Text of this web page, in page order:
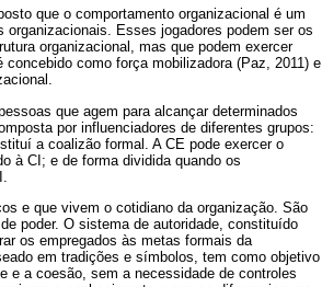
que o comportamento organizacional é um
Esses jogadores podem ser os
organizacional, mas que podem exercer
como força mobilizadora (Paz, 2011) e
que agem para alcançar determinados
por influenciadores de diferentes grupos:
a coalizão formal. A CE pode exercer o
à CI; e de forma dividida quando os
e que vivem o cotidiano da organização. São
poder. O sistema de autoridade, constituído
os empregados às metas formais da
em tradições e símbolos, tem como objetivo
e a coesão, sem a necessidade de controles